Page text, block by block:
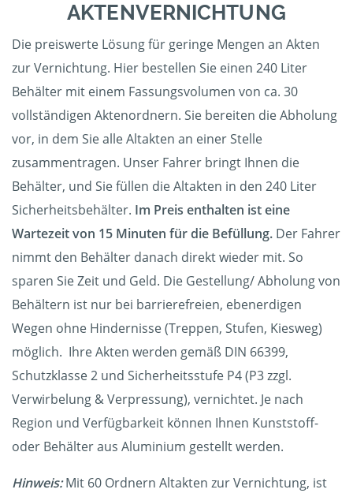
AKTENVERNICHTUNG
Die preiswerte Lösung für geringe Mengen an Akten
zur Vernichtung. Hier bestellen Sie einen 240 Liter
Behälter mit einem Fassungsvolumen von ca. 30
vollständigen Aktenordnern. Sie bereiten die Abholung
vor, in dem Sie alle Altakten an einer Stelle
zusammentragen. Unser Fahrer bringt Ihnen die
Behälter, und Sie füllen die Altakten in den 240 Liter
Sicherheitsbehälter. Im Preis enthalten ist eine
Wartezeit von 15 Minuten für die Befüllung. Der Fahrer
nimmt den Behälter danach direkt wieder mit. So
sparen Sie Zeit und Geld. Die Gestellung/ Abholung von
Behältern ist nur bei barrierefreien, ebenerdigen
Wegen ohne Hindernisse (Treppen, Stufen, Kiesweg)
möglich. Ihre Akten werden gemäß DIN 66399,
Schutzklasse 2 und Sicherheitsstufe P4 (P3 zzgl.
Verwirbelung & Verpressung), vernichtet. Je nach
Region und Verfügbarkeit können Ihnen Kunststoff-
oder Behälter aus Aluminium gestellt werden.
Hinweis:Mit 60 Ordnern Altakten zur Vernichtung, ist